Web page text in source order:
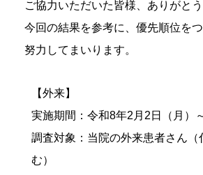
ご協力いただいた皆様、ありがとう
今回の結果を参考に、優先順位を
努力してまいります。
【外来】
実施期間：令和8年2月2日（月）
調査対象：当院の外来患者さん（
む）